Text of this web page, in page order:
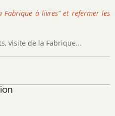
Fabrique à livres” et refermer les
visite de la Fabrique...